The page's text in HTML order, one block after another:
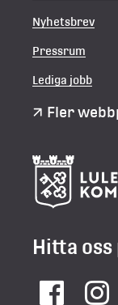
Nyhetsbrev
Pressrum
Lediga jobb
Fler
Hitta oss